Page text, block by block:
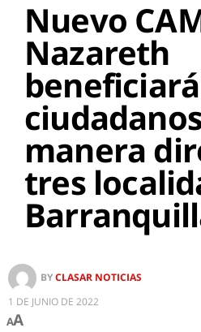
Nuevo
Nazareth
manera
tres
BYCLASAR NOTICIAS
1 DE JUNIO DE 2022
AA